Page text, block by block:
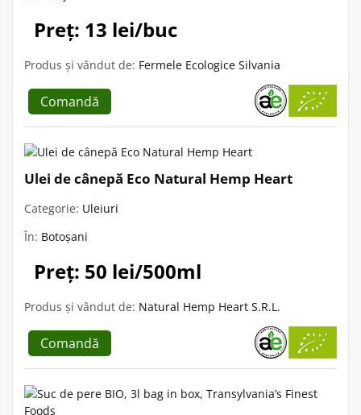
Preț: 13 lei/buc
Produs și vândut de: Fermele Ecologice Silvania
Comandă
Ulei de cânepă Eco Natural Hemp Heart
Categorie: Uleiuri
În: Botoșani
Preț: 50 lei/500ml
Produs și vândut de: Natural Hemp Heart S.R.L.
Comandă